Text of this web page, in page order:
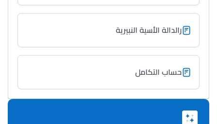
رالدالة الأسية النبيرية
حساب التكامل